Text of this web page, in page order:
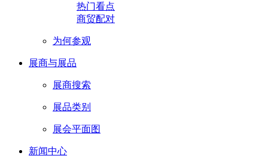
热门看点
商贸配对
为何参观
展商与展品
展商搜索
展品类别
展会平面图
新闻中心